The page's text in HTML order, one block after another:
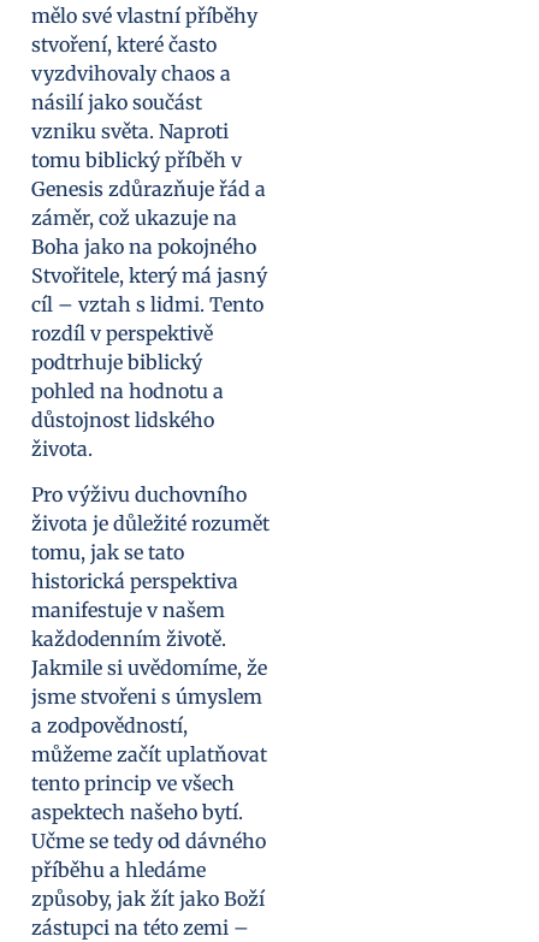
mělo své vlastní příběhy
stvoření, které často
vyzdvihovaly chaos a
násilí jako součást
vzniku světa. Naproti
tomu biblický příběh v
Genesis zdůrazňuje řád a
záměr, což ukazuje na
Boha jako na pokojného
Stvořitele, který má jasný
cíl – vztah s lidmi. Tento
rozdíl v perspektivě
podtrhuje biblický
pohled na hodnotu a
důstojnost lidského
života.
Pro výživu duchovního
života je důležité rozumět
tomu, jak se tato
historická perspektiva
manifestuje v našem
každodenním životě.
Jakmile si uvědomíme, že
jsme stvořeni s úmyslem
a zodpovědností,
můžeme začít uplatňovat
tento princip ve všech
aspektech našeho bytí.
Učme se tedy od dávného
příběhu a hledáme
způsoby, jak žít jako Boží
zástupci na této zemi –